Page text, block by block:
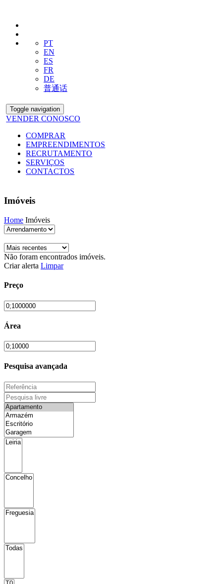
PT
EN
ES
FR
DE
普通话
Toggle navigation
VENDER CONOSCO
COMPRAR
EMPREENDIMENTOS
RECRUTAMENTO
SERVIÇOS
CONTACTOS
Imóveis
Home Imóveis
Não foram encontrados imóveis.
Criar alerta Limpar
Preço
Área
Pesquisa avançada